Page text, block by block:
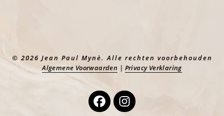
© 2026 Jean Paul Mynè. Alle rechten voorbehouden
Algemene Voorwaarden | Privacy Verklaring